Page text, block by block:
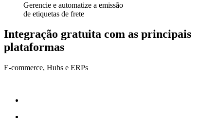
Gerencie e automatize a emissão
de etiquetas de frete
Integração gratuita com as principais
plataformas
E-commerce, Hubs e ERPs